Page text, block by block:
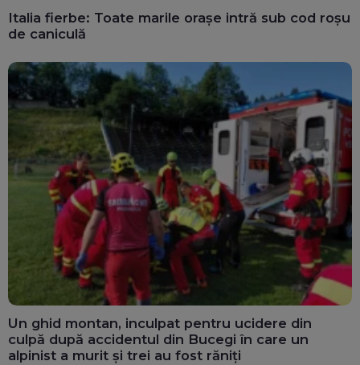
Italia fierbe: Toate marile orașe intră sub cod roșu
de caniculă
Un ghid montan, inculpat pentru ucidere din
culpă după accidentul din Bucegi în care un
alpinist a murit și trei au fost răniți